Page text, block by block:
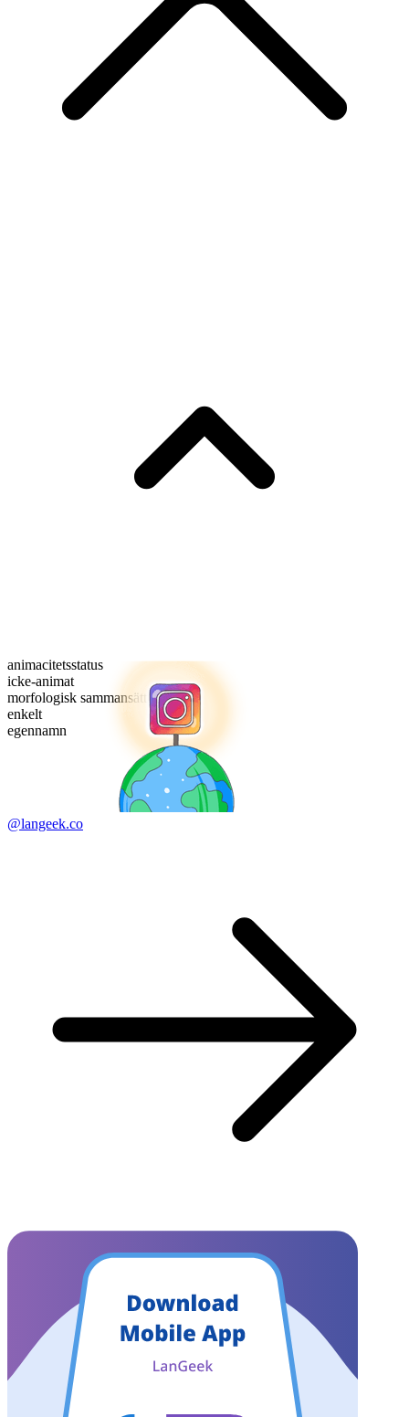
animacitetsstatus
icke-animat
morfologisk sammansättning
enkelt
egennamn
@langeek.co